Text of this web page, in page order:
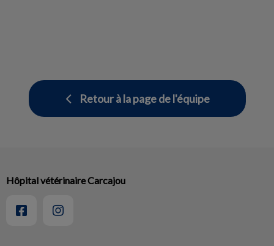
Retour à la page de l'équipe
Hôpital vétérinaire Carcajou